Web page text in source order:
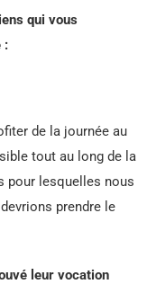
qui vous
:
de la journée au
tout au long de la
pour lesquelles nous
prendre le
leur vocation